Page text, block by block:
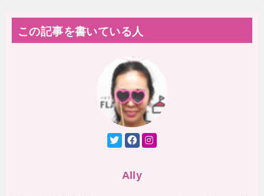
この記事を書いている人
Ally